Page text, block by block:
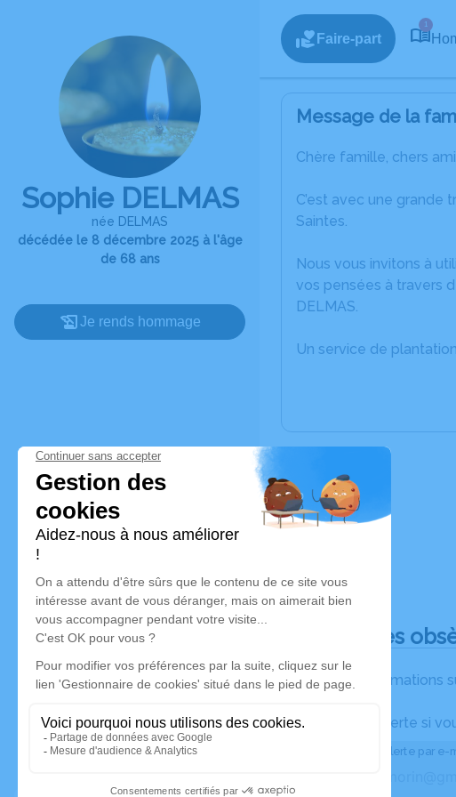
Sophie DELMAS
née DELMAS
décédée le 8 décembre 2025 à l'âge
de 68 ans
Je rends hommage
Faire-part
1
Message de la
Chère famille, chers
C’est avec une grande
Saintes.
Nous vous invitons à
vos pensées à travers
DELMAS.
Un service de
Déroulé des
Les informations
Activez une alerte si
Recevoir une alerte par e-